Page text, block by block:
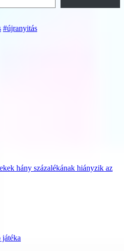
#újranyitás
hány százalékának hiányzik az